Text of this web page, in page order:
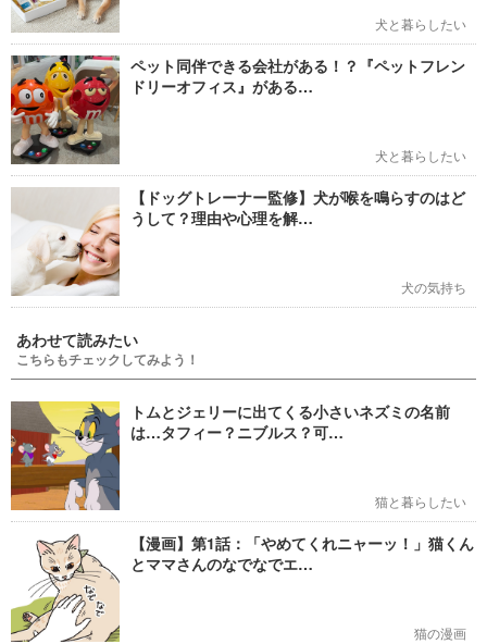
犬と暮らしたい
ペット同伴できる会社がある！？『ペットフレン
ドリーオフィス』がある…
犬と暮らしたい
【ドッグトレーナー監修】犬が喉を鳴らすのはど
うして？理由や心理を解…
犬の気持ち
あわせて読みたい
こちらもチェックしてみよう！
トムとジェリーに出てくる小さいネズミの名前
は…タフィー？ニブルス？可…
猫と暮らしたい
【漫画】第1話：「やめてくれニャーッ！」猫くん
とママさんのなでなでエ…
猫の漫画